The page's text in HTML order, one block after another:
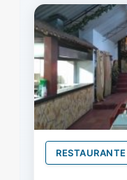
RESTAURANTE